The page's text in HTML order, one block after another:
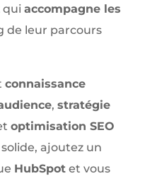
qui accompagne les
de leur parcours
connaissance
, stratégie
optimisation SEO
ajoutez un
HubSpotet vous